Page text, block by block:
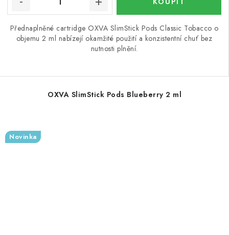
Přednaplněné cartridge OXVA SlimStick Pods Classic Tobacco o
objemu 2 ml nabízejí okamžité použití a konzistentní chuť bez
nutnosti plnění.
OXVA SlimStick Pods Blueberry 2 ml
Novinka